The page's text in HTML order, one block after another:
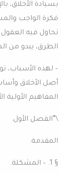
بسيادة الأخلاق،
فكرة الواجب
تحاول فيه العقول
الطرق، يبدو من
– لهذه الأسباب،
أصل الأخلاق
المفاهيم
\”الفصل الأول.
المقدمة.
§ 1. – المشكلة.